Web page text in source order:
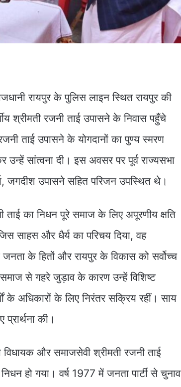
रायपुर के पुलिस लाइन स्थित रायपुर की
श्रीमती रजनी ताई उपासने के निवास पहुँचे
ताई उपासने के योगदानों का पुण्य स्मरण
सांत्वना दी। इस अवसर पर पूर्व राज्यसभा
जगदीश उपासने सहित परिजन उपस्थित थे।
ताई का निधन पूरे समाज के लिए अपूरणीय क्षति
साहस और धैर्य का परिचय दिया, वह
के हितों और रायपुर के विकास को सर्वोच्च
से गहरे जुड़ाव के कारण उन्हें विशिष्ट
के अधिकारों के लिए निरंतर सक्रिय रहीं। साय
की।
और समाजसेवी श्रीमती रजनी ताई
हो गया। वर्ष 1977 में जनता पार्टी से चुनाव